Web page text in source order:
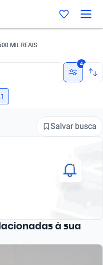
MIL REAIS
4
Salvar busca
à sua